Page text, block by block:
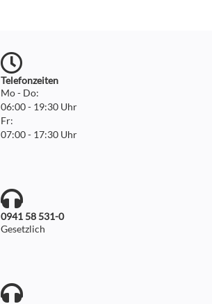
Telefonzeiten
Mo - Do:
06:00 - 19:30 Uhr
Fr:
07:00 - 17:30 Uhr
0941 58 531-0
Gesetzlich